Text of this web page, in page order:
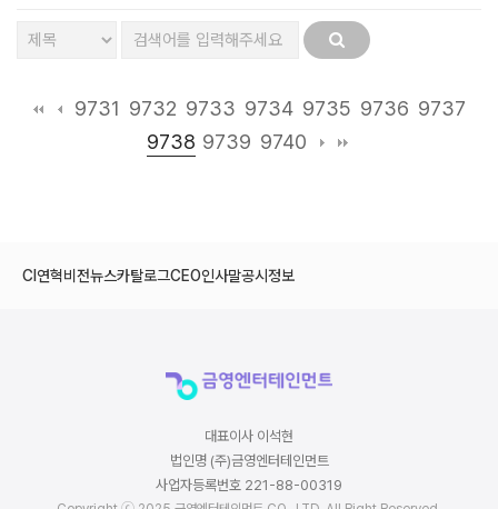
9731 9732 9733 9734 9735 9736 9737
9738 9739 9740
CI 연혁비전뉴스카탈로그CEO인사말공시정보
대표이사 이석현
법인명 (주)금영엔터테인먼트
사업자등록번호 221-88-00319